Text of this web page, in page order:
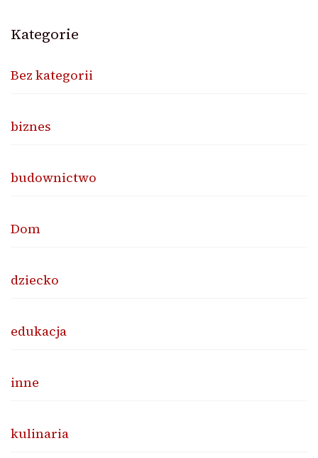
Kategorie
Bez kategorii
biznes
budownictwo
Dom
dziecko
edukacja
inne
kulinaria